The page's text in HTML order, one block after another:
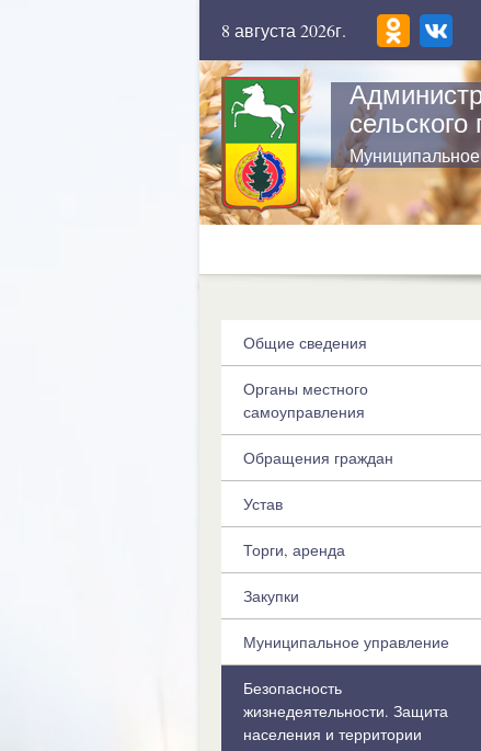
8 августа 2026г.
сельского
Общие сведения
Органы местного
самоуправления
Обращения граждан
Устав
Торги, аренда
Закупки
Муниципальное управление
Безопасность
жизнедеятельности. Защита
населения и территории